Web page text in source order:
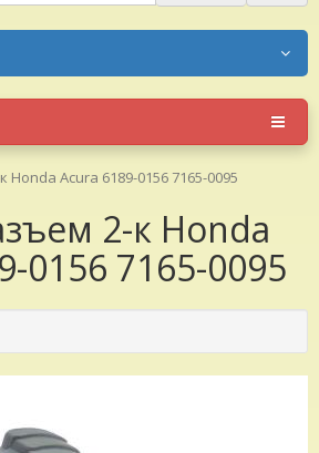
Honda Acura 6189-0156 7165-0095
2-к Honda
0156 7165-0095